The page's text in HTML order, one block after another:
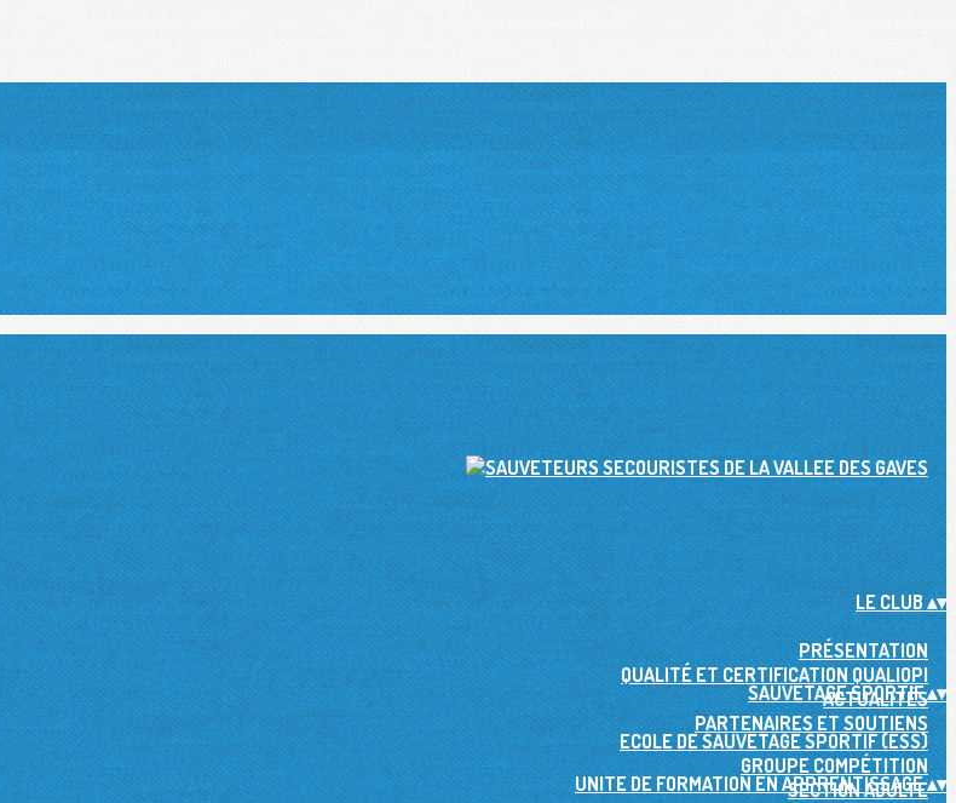
LE CLUB▴▾
PRÉSENTATION
QUALITÉ ET CERTIFICATION QUALIOPI
ACTUALITÉS
PARTENAIRES ET SOUTIENS
SAUVETAGE SPORTIF▴▾
ECOLE DE SAUVETAGE SPORTIF (ESS)
GROUPE COMPÉTITION
SECTION ADULTE
UNITE DE FORMATION EN APPRENTISSAGE▴▾